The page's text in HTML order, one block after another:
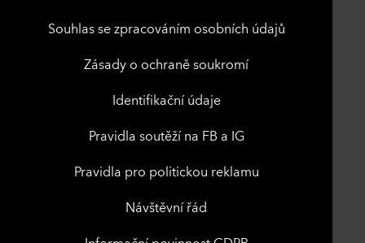
Souhlas se zpracováním osobních údajů
Zásady o ochraně soukromí
Identifikační údaje
Pravidla soutěží na FB a IG
Pravidla pro politickou reklamu
Návštěvní řád